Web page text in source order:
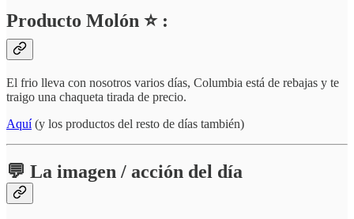
Producto Molón ⭐ :
El frio lleva con nosotros varios días, Columbia está de rebajas y te
traigo una chaqueta tirada de precio.
Aquí(y los productos del resto de días también)
💬 La imagen / acción del día